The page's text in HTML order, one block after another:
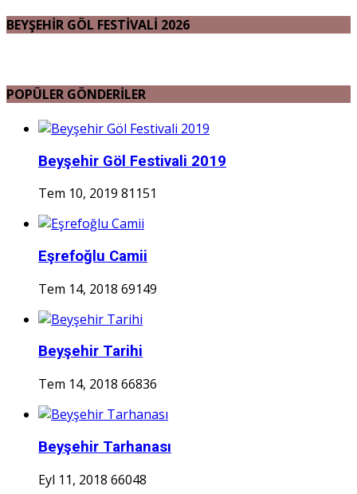
BEYŞEHİR GÖL FESTİVALİ 2026
POPÜLER GÖNDERİLER
Beyşehir Göl Festivali 2019
Tem 10, 2019 81151
Eşrefoğlu Camii
Tem 14, 2018 69149
Beyşehir Tarihi
Tem 14, 2018 66836
Beyşehir Tarhanası
Eyl 11, 2018 66048